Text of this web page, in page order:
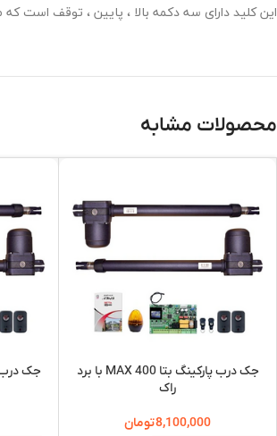
این کلید دارای سه دکمه بالا ، پایین ، توقف است
محصولات مشابه
جک درب پارکینگ بتا MAX 400 با برد
راک
8,100,000تومان